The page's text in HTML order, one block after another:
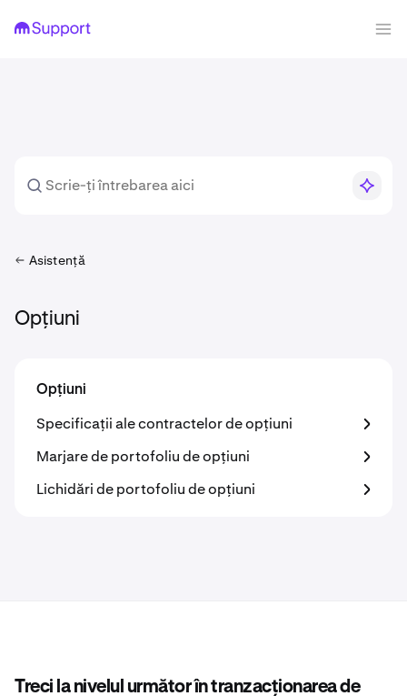
Asistență
Opțiuni
Opțiuni
Specificații ale contractelor de opțiuni
Marjare de portofoliu de opțiuni
Lichidări de portofoliu de opțiuni
Treci la nivelul următor în tranzacționarea de